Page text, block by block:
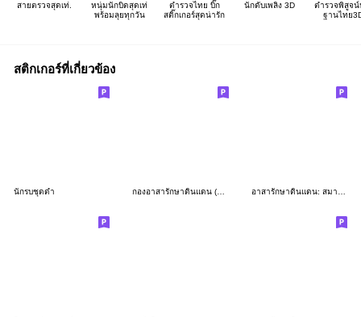
สายตรวจสุดเท่.
หนุ่มนักบิดสุดเท่
พร้อมลุยทุกวัน
ตำรวจไทย บิ๊ก
สติ๊กเกอร์สุดน่ารัก
นักดับเพลิง 3D
ตำรวจพิสูจน์
ฐานไทย
สติกเกอร์ที่เกี่ยวข้อง
นักรบชุดดำ กองอาสารักษาดินแดน (อักษรย่อ: อส. อาสารักษาดินแดน: สมาชิก อส.v2